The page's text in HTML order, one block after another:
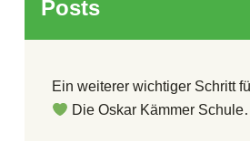
Posts
Ein weiterer wichtiger Schritt
Die Oskar Kämmer